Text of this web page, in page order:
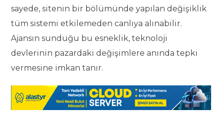
sayede, sitenin bir bölümünde yapılan değişiklik
tüm sistemi etkilemeden canlıya alınabilir.
Ajansın sunduğu bu esneklik, teknoloji
devlerinin pazardaki değişimlere anında tepki
vermesine imkan tanır.